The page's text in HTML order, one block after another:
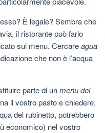
È legale? Sembra che
il ristorante può farlo
sul menu. Cercareagua
che non è l’acqua
parte di unmenu del
il vostro pasto e chiedere,
del rubinetto, potrebbero
economico) nel vostro